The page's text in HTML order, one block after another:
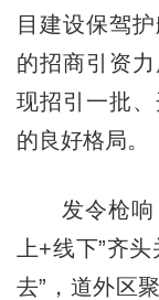
目建设保驾
的招商引资
现招引一批
的良好格局。
发令枪响，
上+线下”齐
去”，道外区